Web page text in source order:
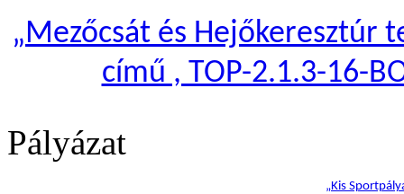
„Mezőcsát és Hejőkeresztúr
című , TOP-2.1.3-16-
Pályázat
„Kis